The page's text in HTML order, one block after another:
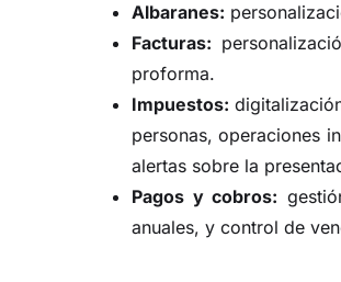
Albaranes:
Facturas:
proforma.
Impuestos:
personas, operaciones
alertas sobre la
Pagos y cobros:
anuales, y control de